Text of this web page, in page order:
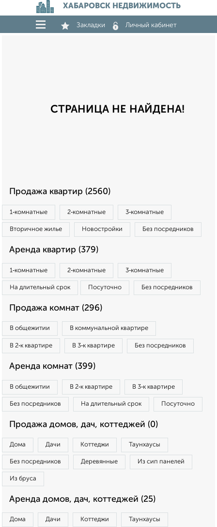
ХАБАРОВСК НЕДВИЖИМОСТЬ
Закладки Личный кабинет
СТРАНИЦА НЕ НАЙДЕНА!
Продажа квартир (2560)
1‑комнатные 2‑комнатные 3‑комнатные
Вторичное жилье Новостройки Без посредников
Аренда квартир (379)
1‑комнатные 2‑комнатные 3‑комнатные
На длительный срок Посуточно Без посредников
Продажа комнат (296)
В общежитии В коммунальной квартире
В 2‑к квартире В 3‑к квартире Без посредников
Аренда комнат (399)
В общежитии В 2‑к квартире В 3‑к квартире
Без посредников На длительный срок Посуточно
Продажа домов, дач, коттеджей (0)
Дома Дачи Коттеджи Таунхаусы
Без посредников Деревянные Из сип панелей
Из бруса
Аренда домов, дач, коттеджей (25)
Дома Дачи Коттеджи Таунхаусы